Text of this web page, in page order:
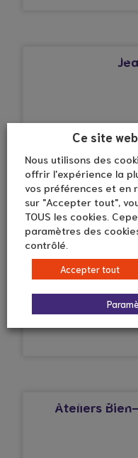
AFFECTION CARDIAQUE
AFFECTION
Centre de
Du répit actif
AFFECTION
Ateliers
Ce site
Nous utilisons des
offrir l'expérience la
vos préférences et en
sur "Accepter tout",
TOUS les cookies.
paramètres des
contrôlé.
Accepter tout